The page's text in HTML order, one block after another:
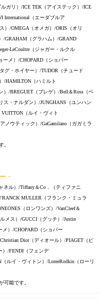
ガリ）/ICE TEK（アイステック）/ICE
（エーダブルア
）/OMEGA（オメガ）/ORIS（オリ
/GRAHAM（グラハム）/GRAND
LeCoultre（ジャガー・ルクル
ーメ）/CHOPARD（ショパー
グ・ホイヤー）/TUDOR（チュード
/HAMILTON（ハミルト
）/BREGUET（ブレゲ）/Bell＆Ross（ベ
ス・ナルダン）/JUNGHANS（ユンハン
（ルイ・ヴィト
ノウティック）/GaGamilano（ガガミラ
。
・
ネル）/Tiffany＆Co．（ティファニ
MULLER（フランク・ミュラ
（ロンワンズ）/VanCleef＆
メス）/GUCCI（グッチ）/Justin
）/CHOPARD（ショパー
Dior（ディオール）/PIAGET（ピ
）/FENDI（フェンデ
ルイ・ヴィトン）/LoreeRodkin（ローリ
可能です。